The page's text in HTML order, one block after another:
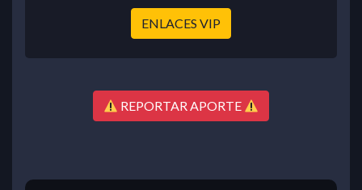
ENLACES VIP
REPORTAR APORTE